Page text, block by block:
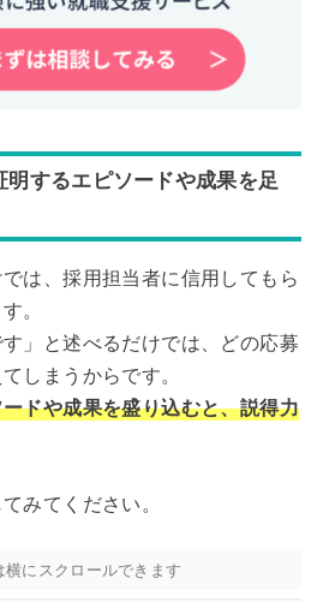
明するエピソードや成果を足
は、採用担当者に信用してもら
。
す」と述べるだけでは、どの応募
しまうからです。
ドや成果を盛り込むと、説得力
みてください。